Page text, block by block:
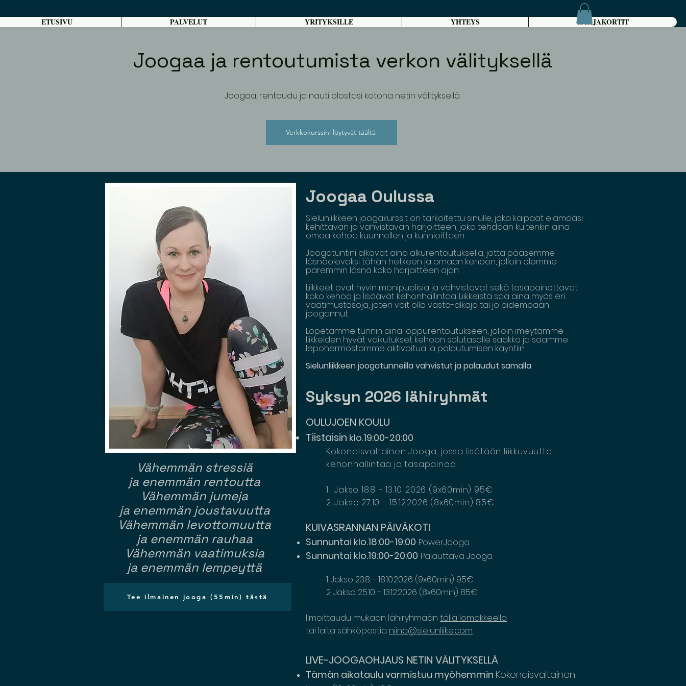
ETUSIVU PALVELUT YRITYKSILLE YHTEYS LAHJAKORTIT
Joogaa ja rentoutumista verkon välityksellä
Joogaa, rentoudu ja nauti olostasi kotona netin välityksellä
Verkkokurssini löytyvät täältä
Vähemmän stressiä
ja enemmän rentoutta
Vähemmän jumeja
ja enemmän joustavuutta
Vähemmän levottomuutta
ja enemmän rauhaa
Vähemmän vaatimuksia
ja enemmän lempeyttä
Tee ilmainen jooga (55min) tästä
Joogaa Oulussa
Sielunliikkeen joogakurssit on tarkoitettu sinulle, joka kaipaat elämääsi
kehittävän ja vahvistavan harjoitteen, joka tehdään kuitenkin aina
omaa kehoa kuunnellen ja kunnioittaen.
Joogatuntini alkavat aina alkurentoutuksella, jotta pääsemme
läsnöolevaksi tähän hetkeen ja omaan kehoon, jolloin olemme
paremmin läsnä koko harjoitteen ajan.
Liikkeet ovat hyvin monipuolisia ja vahvistavat sekä tasapainottavat
koko kehoa ja lisäävät kehonhallintaa. Liikkeistä saa aina myös eri
vaatimustasoja, joten voit olla vasta-alkaja tai jo pidempään
joogannut.
Lopetamme tunnin aina loppurentoutukseen, jolloin imeytämme
liikkeiden hyvät vaikutukset kehoon solutasolle saakka ja saamme
lepohermostomme aktivoitua ja palautumisen käyntiin.
Sielunliikkeen joogatunneilla vahvistut ja palaudut samalla
Syksyn 2026 lähiryhmät
OULUJOEN KOULU
Tiistaisin klo.19:00-20:00
Kokonaisvaltainen Jooga, jossa lisätään liikkuvuutta,
kehonhallintaa ja tasapainoa.
1. Jakso 18.8. - 13.10. 2026 (9x60min) 95€
2. Jakso 27.10. - 15.12.2026 (8x60min) 85€
KUIVASRANNAN PÄIVÄKOTI
Sunnuntai klo.18:00-19:00 PowerJooga
Sunnuntai klo.19:00-20:00 Palauttava Jooga
1. Jakso 23.8. - 18.10.2026 (9x60min) 95€
2. Jakso 25.10. - 13.12.2026 (8x60min) 85€
Ilmoittaudu mukaan lähiryhmään tällä lomakkeella
tai laita sähköpostia niina@sielunliike.com
LIVE-JOOGAOHJAUS NETIN VÄLITYKSELLÄ
Tämän aikataulu varmistuu myöhemmin Kokonaisvaltainen